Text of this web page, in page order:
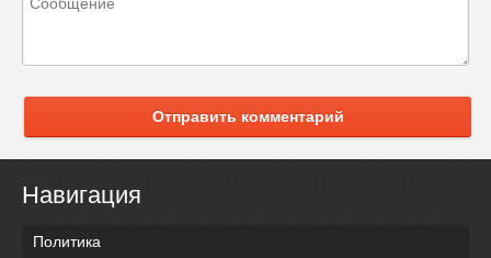
Отправить комментарий
Навигация
Политика